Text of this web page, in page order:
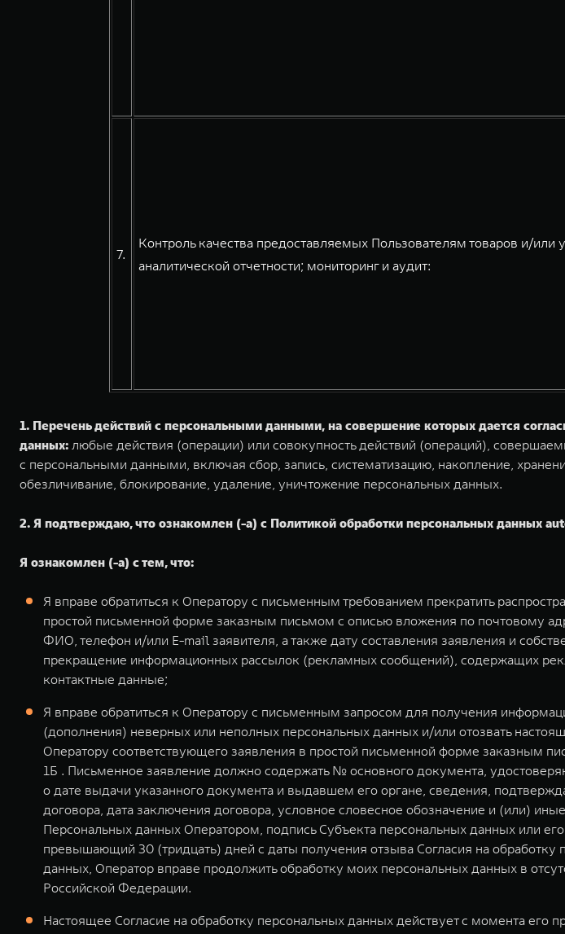
7.
Контроль качества предоставляемых Пользователям товаров и/или
аналитической отчетности; мониторинг и аудит:
1. Перечень действий с персональными данными, на совершение которых дается
данных: любые действия (операции) или совокупность действий (операций),
с персональными данными, включая сбор, запись, систематизацию, накопление,
обезличивание, блокирование, удаление, уничтожение персональных данных.
2. Я подтверждаю, что ознакомлен (-а) с Политикой обработки персональных данных
Я ознакомлен (-а) с тем, что:
Я вправе обратиться к Оператору с письменным требованием прекратить
простой письменной форме заказным письмом с описью вложения по почтовому
ФИО, телефон и/или E-mail заявителя, а также дату составления заявления и
прекращение информационных рассылок (рекламных сообщений), содержащих
контактные данные;
Я вправе обратиться к Оператору с письменным запросом для получения
(дополнения) неверных или неполных персональных данных и/или отозвать
Оператору соответствующего заявления в простой письменной форме заказным
1Б . Письменное заявление должно содержать № основного документа,
о дате выдачи указанного документа и выдавшем его органе, сведения,
договора, дата заключения договора, условное словесное обозначение и (или)
Персональных данных Оператором, подпись Субъекта персональных данных или
превышающий 30 (тридцать) дней с даты получения отзыва Согласия на
данных, Оператор вправе продолжить обработку моих персональных данных в
Российской Федерации.
Настоящее Согласие на обработку персональных данных действует с момента его